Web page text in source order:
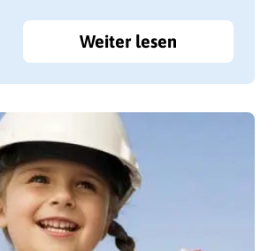
Weiter lesen